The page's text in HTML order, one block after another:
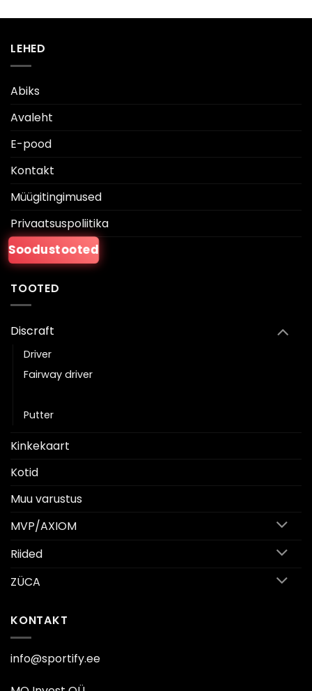
LEHED
Abiks
Avaleht
E-pood
Kontakt
Müügitingimused
Privaatsuspoliitika
Soodustooted
TOOTED
Discraft
Driver
Fairway driver
Putter
Kinkekaart
Kotid
Muu varustus
MVP/AXIOM
Riided
ZÜCA
KONTAKT
info@sportify.ee